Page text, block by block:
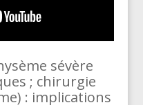
sévère
; chirurgie
: implications